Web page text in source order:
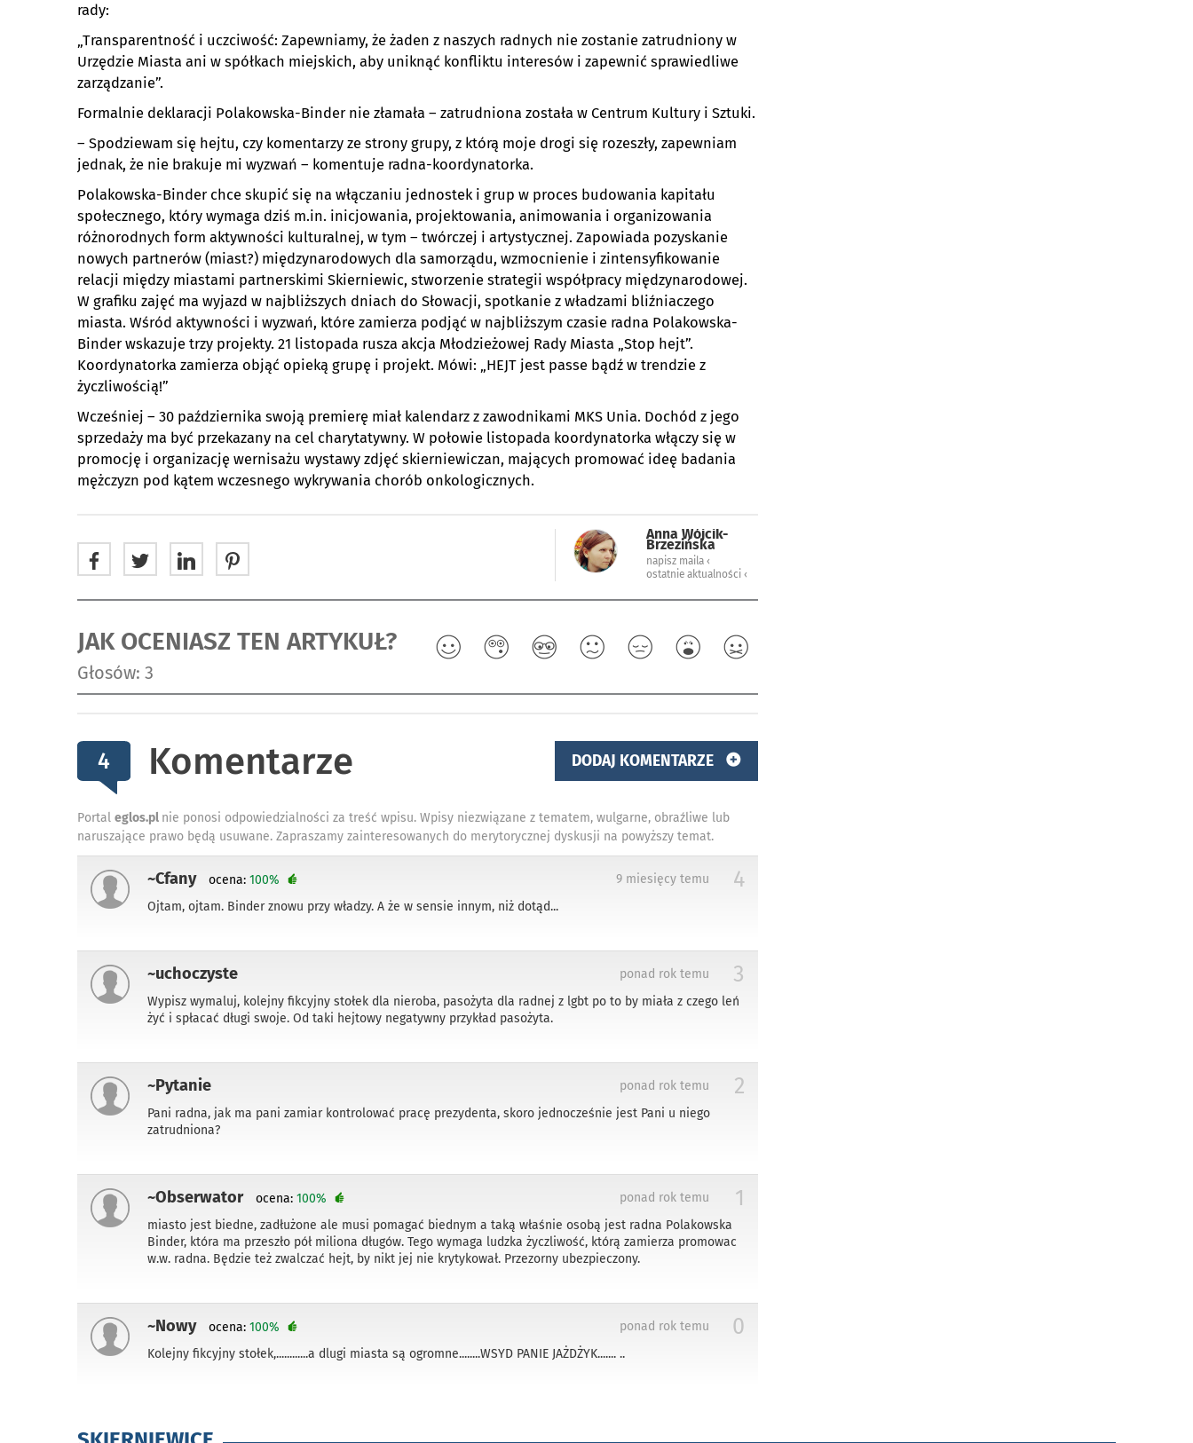
rady:
„Transparentność i uczciwość: Zapewniamy, że żaden z naszych radnych nie zostanie zatrudniony w
Urzędzie Miasta ani w spółkach miejskich, aby uniknąć konfliktu interesów i zapewnić sprawiedliwe
zarządzanie”.
Formalnie deklaracji Polakowska-Binder nie złamała – zatrudniona została w Centrum Kultury i Sztuki.
– Spodziewam się hejtu, czy komentarzy ze strony grupy, z którą moje drogi się rozeszły, zapewniam
jednak, że nie brakuje mi wyzwań – komentuje radna-koordynatorka.
Polakowska-Binder chce skupić się na włączaniu jednostek i grup w proces budowania kapitału
społecznego, który wymaga dziś m.in. inicjowania, projektowania, animowania i organizowania
różnorodnych form aktywności kulturalnej, w tym – twórczej i artystycznej. Zapowiada pozyskanie
nowych partnerów (miast?) międzynarodowych dla samorządu, wzmocnienie i zintensyfikowanie
relacji między miastami partnerskimi Skierniewic, stworzenie strategii współpracy międzynarodowej.
W grafiku zajęć ma wyjazd w najbliższych dniach do Słowacji, spotkanie z władzami bliźniaczego
miasta. Wśród aktywności i wyzwań, które zamierza podjąć w najbliższym czasie radna Polakowska-
Binder wskazuje trzy projekty. 21 listopada rusza akcja Młodzieżowej Rady Miasta „Stop hejt”.
Koordynatorka zamierza objąć opieką grupę i projekt. Mówi: „HEJT jest passe bądź w trendzie z
życzliwością!”
Wcześniej – 30 października swoją premierę miał kalendarz z zawodnikami MKS Unia. Dochód z jego
sprzedaży ma być przekazany na cel charytatywny. W połowie listopada koordynatorka włączy się w
promocję i organizację wernisażu wystawy zdjęć skierniewiczan, mających promować ideę badania
mężczyzn pod kątem wczesnego wykrywania chorób onkologicznych.
Anna Wójcik-
Brzezińska
napisz maila ‹
ostatnie aktualności ‹
JAK OCENIASZ TEN ARTYKUŁ?
Głosów: 3
4 Komentarze DODAJ KOMENTARZE
Portal eglos.pl nie ponosi odpowiedzialności za treść wpisu. Wpisy niezwiązane z tematem, wulgarne, obraźliwe lub
naruszające prawo będą usuwane. Zapraszamy zainteresowanych do merytorycznej dyskusji na powyższy temat.
~Cfany 4
9 miesięcy temu
ocena: 100%
Ojtam, ojtam. Binder znowu przy władzy. A że w sensie innym, niż dotąd...
~uchoczyste 3
ponad rok temu
Wypisz wymaluj, kolejny fikcyjny stołek dla nieroba, pasożyta dla radnej z lgbt po to by miała z czego leń
żyć i spłacać długi swoje. Od taki hejtowy negatywny przykład pasożyta.
~Pytanie 2
ponad rok temu
Pani radna, jak ma pani zamiar kontrolować pracę prezydenta, skoro jednocześnie jest Pani u niego
zatrudniona?
~Obserwator 1
ponad rok temu
ocena: 100%
miasto jest biedne, zadłużone ale musi pomagać biednym a taką właśnie osobą jest radna Polakowska
Binder, która ma przeszło pół miliona długów. Tego wymaga ludzka życzliwość, którą zamierza promowac
w.w. radna. Będzie też zwalczać hejt, by nikt jej nie krytykował. Przezorny ubezpieczony.
~Nowy 0
ponad rok temu
ocena: 100%
Kolejny fikcyjny stołek,............a dlugi miasta są ogromne........WSYD PANIE JAŻDŻYK....... ..